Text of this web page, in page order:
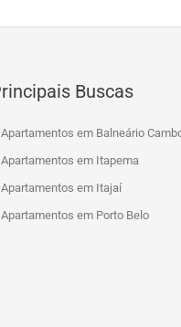
Buscas
Apartamentos em Balneário
Apartamentos em Itapema
Apartamentos em Itajaí
Apartamentos em Porto Belo